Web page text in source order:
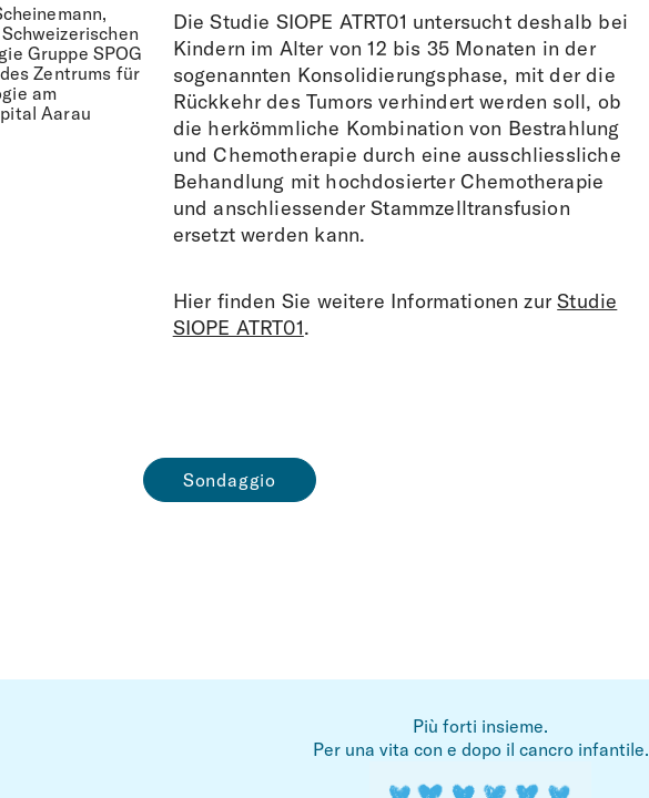
Gruppe SPOG
Zentrums für
am
Aarau
Die Studie SIOPE ATRT01 untersucht deshalb bei
Kindern im Alter von 12 bis 35 Monaten in der
sogenannten Konsolidierungsphase, mit der die
Rückkehr des Tumors verhindert werden soll, ob
die herkömmliche Kombination von Bestrahlung
und Chemotherapie durch eine ausschliessliche
Behandlung mit hochdosierter Chemotherapie
und anschliessender Stammzelltransfusion
ersetzt werden kann.
Hier finden Sie weitere Informationen zurStudie
SIOPE ATRT01.
Sondaggio
Più forti insieme.
Per una vita con e dopo il cancro infantile.